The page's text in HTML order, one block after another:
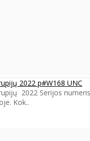
2022 p#W168 UNC
2022 Serijos
Kok..